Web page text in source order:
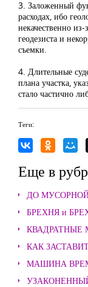
3. Заложенный
расходах, ибо
некачественно
геодезиста и
съемки.
4. Длительные
плана участка,
стало частично
Теги:
Еще в
ДО
БРЕХНЯ и
КАК
МАШИНА